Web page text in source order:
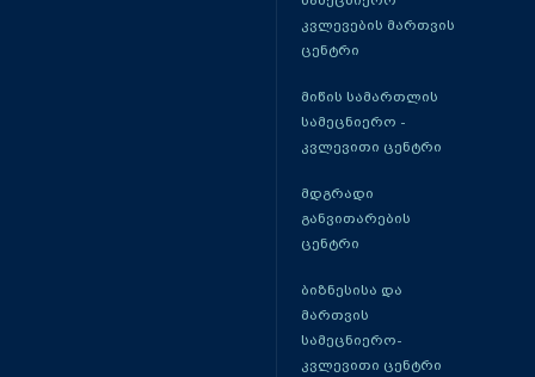
კვლევების მართვის
ცენტრი
მიწის სამართლის
სამეცნიერო -
კვლევითი ცენტრი
მდგრადი
განვითარების
ცენტრი
ბიზნესისა და
მართვის
სამეცნიერო-
კვლევითი ცენტრი